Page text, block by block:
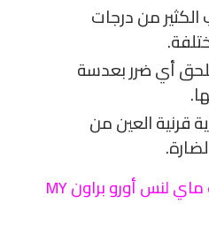
الكثير من درجات
أي ضرر بعدسة
قرنية العين من
تحذيرات عند ارتداء عدسات ماي لنس أورو براون MY